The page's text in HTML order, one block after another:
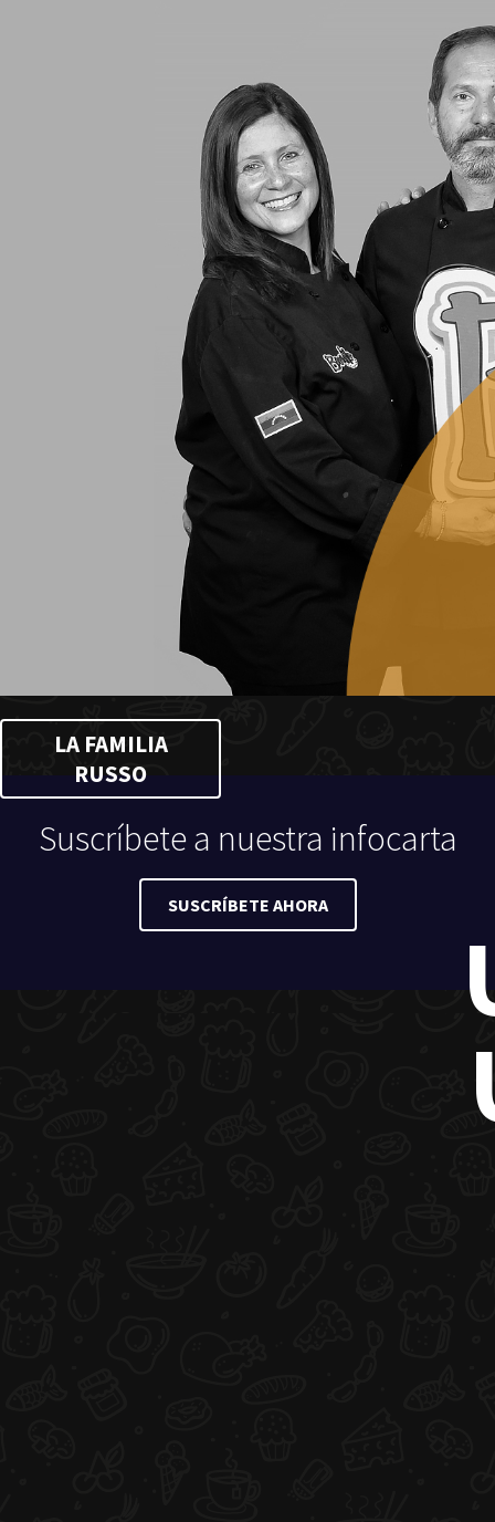
LA FAMILIA
RUSSO
Suscríbete a nuestra infocarta
SUSCRÍBETE AHORA